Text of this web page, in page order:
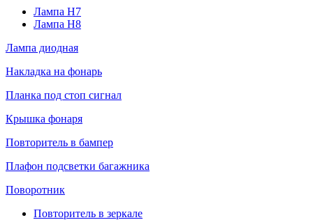
Лампа H7
Лампа H8
Лампа диодная
Накладка на фонарь
Планка под стоп сигнал
Крышка фонаря
Повторитель в бампер
Плафон подсветки багажника
Поворотник
Повторитель в зеркале